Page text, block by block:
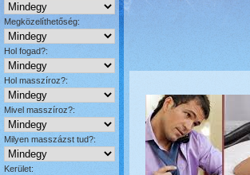
Megközelíthetőség:
Hol fogad?:
Hol masszíroz?:
Mivel masszíroz?:
Milyen masszázst tud?:
Kerület: